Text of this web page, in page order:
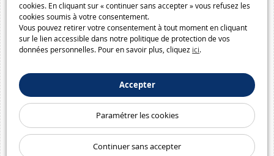
cookies. En cliquant sur « continuer sans accepter » vous refusez les
cookies soumis à votre consentement.
Vous pouvez retirer votre consentement à tout moment en cliquant
sur le lien accessible dans notre politique de protection de vos
données personnelles. Pour en savoir plus, cliquez ici.
Accepter
Paramétrer les cookies
Continuer sans accepter